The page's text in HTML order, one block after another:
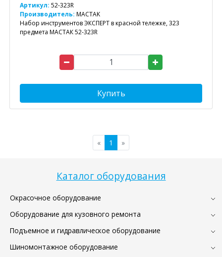
Каталог оборудования
Окрасочное оборудование
Оборудование для кузовного ремонта
Подъемное и гидравлическое оборудование
Шиномонтажное оборудование
Артикул: 52-323R
Производитель: MACTAK
Набор инструментов ЭКСПЕРТ в красной тележке, 323
предмета МАСТАК 52-323R
Купить
« 1 »